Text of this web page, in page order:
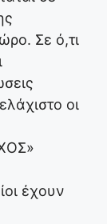
Σε ό,τι
οι
έχουν